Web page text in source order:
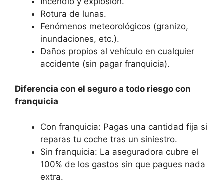
Rotura de lunas.
Fenómenos meteorológicos (granizo,
inundaciones, etc.).
Daños propios al vehículo en cualquier
accidente (sin pagar franquicia).
Diferencia con el seguro a todo riesgo con
franquicia
Con franquicia: Pagas una cantidad fija si
reparas tu coche tras un siniestro.
Sin franquicia: La aseguradora cubre el
100% de los gastos sin que pagues nada
extra.